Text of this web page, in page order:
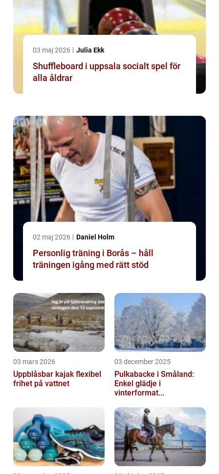
03 maj 2026 Julia Ekk
Shuffleboard i uppsala socialt spel för
alla åldrar
02 maj 2026 Daniel Holm
Personlig träning i Borås – håll
träningen igång med rätt stöd
03 mars 2026
Uppblåsbar kajak flexibel
frihet på vattnet
03 december 2025
Pulkabacke i Småland:
Enkel glädje i
vinterformat...